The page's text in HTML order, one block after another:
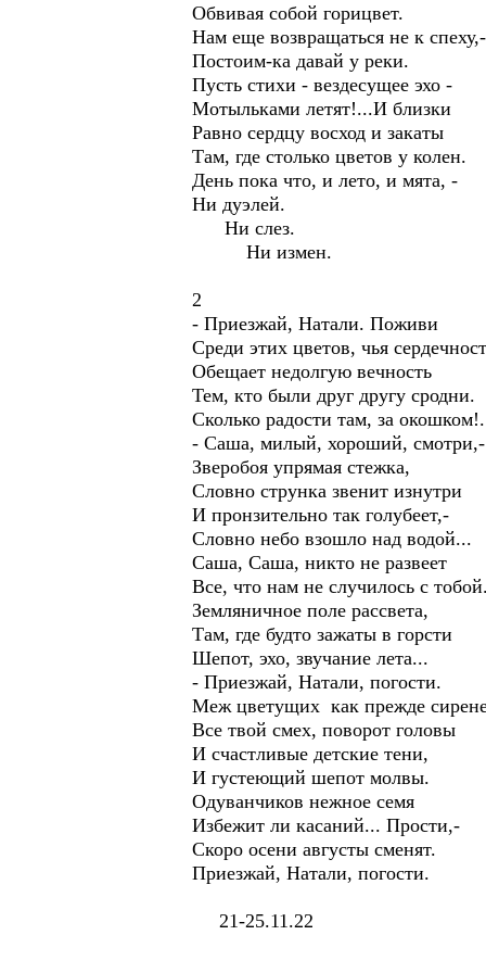
Обвивая собой горицвет.
Нам еще возвращаться не к спеху,-
Постоим-ка давай у реки.
Пусть стихи - вездесущее эхо -
Мотыльками летят!...И близки
Равно сердцу восход и закаты
Там, где столько цветов у колен.
День пока что, и лето, и мята, -
Ни дуэлей.
Ни слез.
Ни измен.
2
- Приезжай, Натали. Поживи
Среди этих цветов, чья
Обещает недолгую вечность
Тем, кто были друг другу сродни.
Сколько радости там, за
- Саша, милый, хороший, смотри,-
Зверобоя упрямая стежка,
Словно струнка звенит изнутри
И пронзительно так голубеет,-
Словно небо взошло над водой...
Саша, Саша, никто не развеет
Все, что нам не случилось с
Земляничное поле рассвета,
Там, где будто зажаты в горсти
Шепот, эхо, звучание лета...
- Приезжай, Натали, погости.
Меж цветущих как прежде
Все твой смех, поворот головы
И счастливые детские тени,
И густеющий шепот молвы.
Одуванчиков нежное семя
Избежит ли касаний... Прости,-
Скоро осени августы сменят.
Приезжай, Натали, погости.
21-25.11.22